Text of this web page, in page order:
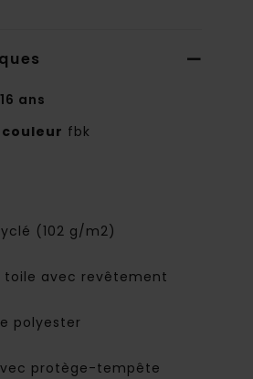
ans
couleur fbk
(102 g/m2)
avec revêtement
polyester
protège-tempête